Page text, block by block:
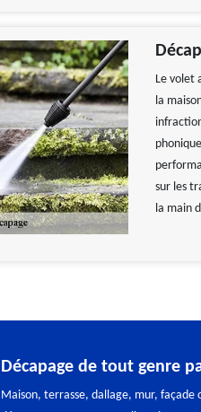
Le volet
la
sur les
la main
Décapage de tout genre
Maison, terrasse, dallage, mur, façade